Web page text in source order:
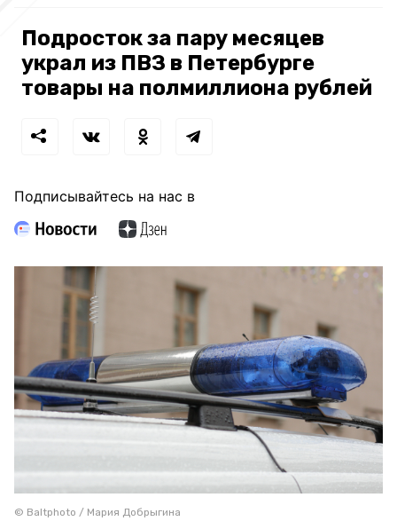
Подросток за пару месяцев
украл из ПВЗ в Петербурге
товары на полмиллиона рублей
Подписывайтесь на нас в
© Baltphoto / Мария Добрыгина